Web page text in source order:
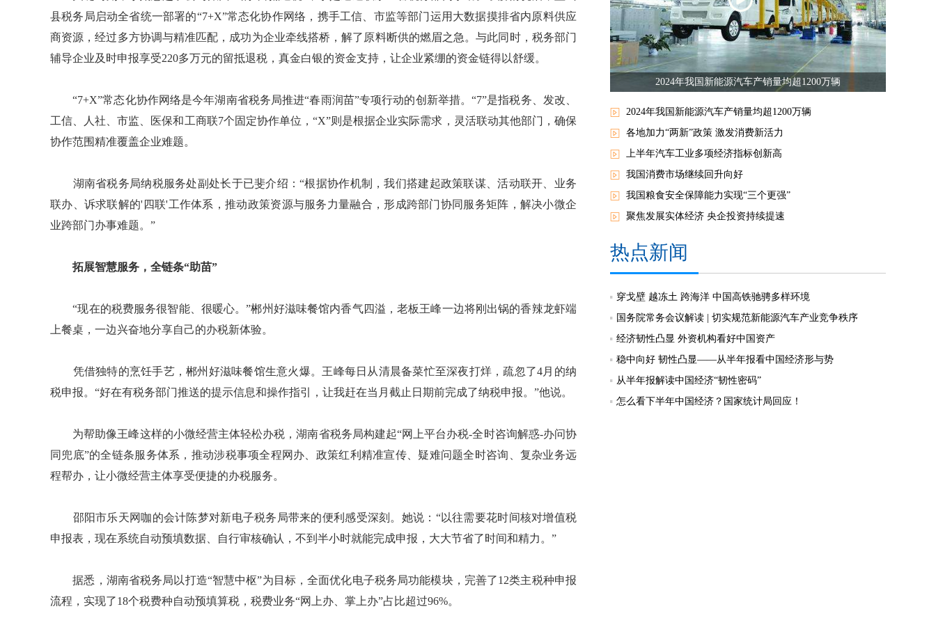
县税务局启动全省统一部署的“7+X”常态化协作网络，携手工信、市监等部门运用大数据摸排省内原料供应
商资源，经过多方协调与精准匹配，成功为企业牵线搭桥，解了原料断供的燃眉之急。与此同时，税务部门
辅导企业及时申报享受220多万元的留抵退税，真金白银的资金支持，让企业紧绷的资金链得以舒缓。
“7+X”常态化协作网络是今年湖南省税务局推进“春雨润苗”专项行动的创新举措。“7”是指税务、发改、
工信、人社、市监、医保和工商联7个固定协作单位，“X”则是根据企业实际需求，灵活联动其他部门，确保
协作范围精准覆盖企业难题。
湖南省税务局纳税服务处副处长于已斐介绍：“根据协作机制，我们搭建起政策联谋、活动联开、业务
联办、诉求联解的'四联'工作体系，推动政策资源与服务力量融合，形成跨部门协同服务矩阵，解决小微企
业跨部门办事难题。”
拓展智慧服务，全链条“助苗”
“现在的税费服务很智能、很暖心。”郴州好滋味餐馆内香气四溢，老板王峰一边将刚出锅的香辣龙虾端
上餐桌，一边兴奋地分享自己的办税新体验。
凭借独特的烹饪手艺，郴州好滋味餐馆生意火爆。王峰每日从清晨备菜忙至深夜打烊，疏忽了4月的纳
税申报。“好在有税务部门推送的提示信息和操作指引，让我赶在当月截止日期前完成了纳税申报。”他说。
为帮助像王峰这样的小微经营主体轻松办税，湖南省税务局构建起“网上平台办税-全时咨询解惑-办问协
同兜底”的全链条服务体系，推动涉税事项全程网办、政策红利精准宣传、疑难问题全时咨询、复杂业务远
程帮办，让小微经营主体享受便捷的办税服务。
邵阳市乐天网咖的会计陈梦对新电子税务局带来的便利感受深刻。她说：“以往需要花时间核对增值税
申报表，现在系统自动预填数据、自行审核确认，不到半小时就能完成申报，大大节省了时间和精力。”
据悉，湖南省税务局以打造“智慧中枢”为目标，全面优化电子税务局功能模块，完善了12类主税种申报
流程，实现了18个税费种自动预填算税，税费业务“网上办、掌上办”占比超过96%。
2024年我国新能源汽车产销量均超1200万辆
2024年我国新能源汽车产销量均超1200万辆
各地加力“两新”政策 激发消费新活力
上半年汽车工业多项经济指标创新高
我国消费市场继续回升向好
我国粮食安全保障能力实现“三个更强”
聚焦发展实体经济 央企投资持续提速
热点新闻
穿戈壁 越冻土 跨海洋 中国高铁驰骋多样环境
国务院常务会议解读 | 切实规范新能源汽车产业竞争秩序
经济韧性凸显 外资机构看好中国资产
稳中向好 韧性凸显——从半年报看中国经济形与势
从半年报解读中国经济“韧性密码”
怎么看下半年中国经济？国家统计局回应！